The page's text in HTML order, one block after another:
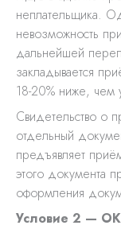
неплательщика.
невозможность
дальнейшей
закладывается
18-20% ниже,
Свидетельство
отдельный
предъявляет
этого документа
оформления
Условие 2 —